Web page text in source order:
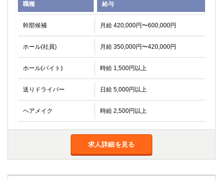
職種 給与
幹部候補 月給 420,000円〜600,000円
ホール(社員) 月給 350,000円〜420,000円
ホール(バイト) 時給 1,500円以上
送りドライバー 日給 5,000円以上
ヘアメイク 時給 2,500円以上
求人詳細を見る